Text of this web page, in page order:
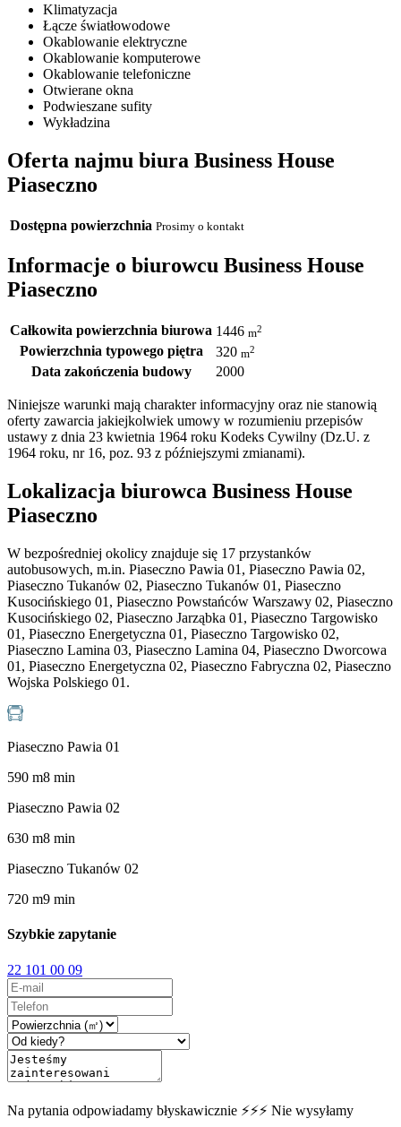
Klimatyzacja
Łącze światłowodowe
Okablowanie elektryczne
Okablowanie komputerowe
Okablowanie telefoniczne
Otwierane okna
Podwieszane sufity
Wykładzina
Oferta najmu biura Business House
Piaseczno
Dostępna powierzchnia Prosimy o kontakt
Informacje o biurowcu Business House
Piaseczno
Całkowita powierzchnia biurowa 1446 m2
Powierzchnia typowego piętra 320 m2
Data zakończenia budowy 2000
Niniejsze warunki mają charakter informacyjny oraz nie stanowią
oferty zawarcia jakiejkolwiek umowy w rozumieniu przepisów
ustawy z dnia 23 kwietnia 1964 roku Kodeks Cywilny (Dz.U. z
1964 roku, nr 16, poz. 93 z późniejszymi zmianami).
Lokalizacja biurowca Business House
Piaseczno
W bezpośredniej okolicy znajduje się 17 przystanków
autobusowych, m.in. Piaseczno Pawia 01, Piaseczno Pawia 02,
Piaseczno Tukanów 02, Piaseczno Tukanów 01, Piaseczno
Kusocińskiego 01, Piaseczno Powstańców Warszawy 02, Piaseczno
Kusocińskiego 02, Piaseczno Jarząbka 01, Piaseczno Targowisko
01, Piaseczno Energetyczna 01, Piaseczno Targowisko 02,
Piaseczno Lamina 03, Piaseczno Lamina 04, Piaseczno Dworcowa
01, Piaseczno Energetyczna 02, Piaseczno Fabryczna 02, Piaseczno
Wojska Polskiego 01.
Piaseczno Pawia 01
590 m8 min
Piaseczno Pawia 02
630 m8 min
Piaseczno Tukanów 02
720 m9 min
Szybkie zapytanie
22 101 00 09
Na pytania odpowiadamy błyskawicznie ⚡⚡⚡ Nie wysyłamy